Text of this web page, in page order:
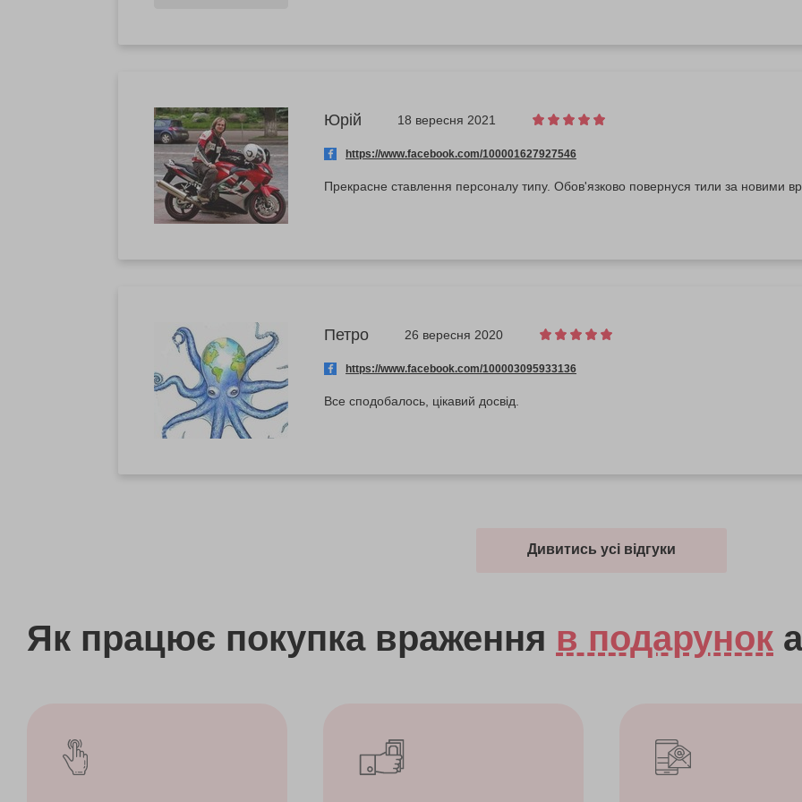
Юрій 18 вересня 2021
https://www.facebook.com/100001627927546
Прекрасне ставлення персоналу типу. Обов'язково повернуся тили за новими
Петро 26 вересня 2020
https://www.facebook.com/100003095933136
Все сподобалось, цікавий досвід.
Дивитись усі відгуки
Як працює покупка враження в подарунок